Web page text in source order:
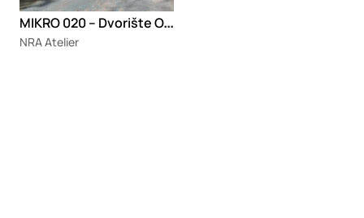
M
IKRO 020 – Dvorište O.Š. „Savo Pejanović“
NRA Atelier